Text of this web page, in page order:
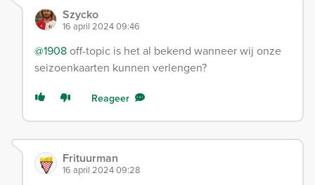
Szycko
16 april 2024 09:46
@1908 off-topic is het al bekend wanneer wij onze
seizoenkaarten kunnen verlengen?
Reageer
Frituurman
16 april 2024 09:28